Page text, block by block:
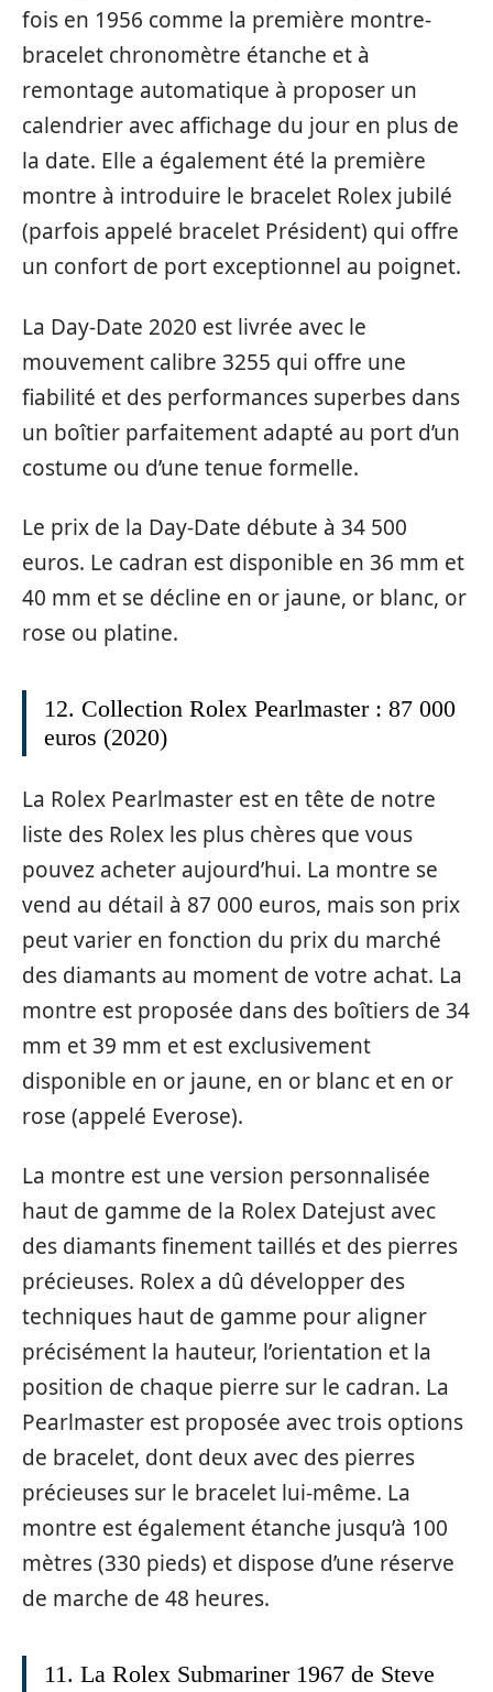
fois en 1956 comme la première montre-
bracelet chronomètre étanche et à
remontage automatique à proposer un
calendrier avec affichage du jour en plus de
la date. Elle a également été la première
montre à introduire le bracelet Rolex jubilé
(parfois appelé bracelet Président) qui offre
un confort de port exceptionnel au poignet.
La Day-Date 2020 est livrée avec le
mouvement calibre 3255 qui offre une
fiabilité et des performances superbes dans
un boîtier parfaitement adapté au port d’un
costume ou d’une tenue formelle.
Le prix de la Day-Date débute à 34 500
euros. Le cadran est disponible en 36 mm et
40 mm et se décline en or jaune, or blanc, or
rose ou platine.
12. Collection Rolex Pearlmaster : 87 000
euros (2020)
La Rolex Pearlmaster est en tête de notre
liste des Rolex les plus chères que vous
pouvez acheter aujourd’hui. La montre se
vend au détail à 87 000 euros, mais son prix
peut varier en fonction du prix du marché
des diamants au moment de votre achat. La
montre est proposée dans des boîtiers de 34
mm et 39 mm et est exclusivement
disponible en or jaune, en or blanc et en or
rose (appelé Everose).
La montre est une version personnalisée
haut de gamme de la Rolex Datejust avec
des diamants finement taillés et des pierres
précieuses. Rolex a dû développer des
techniques haut de gamme pour aligner
précisément la hauteur, l’orientation et la
position de chaque pierre sur le cadran. La
Pearlmaster est proposée avec trois options
de bracelet, dont deux avec des pierres
précieuses sur le bracelet lui-même. La
montre est également étanche jusqu’à 100
mètres (330 pieds) et dispose d’une réserve
de marche de 48 heures.
11. La Rolex Submariner 1967 de Steve